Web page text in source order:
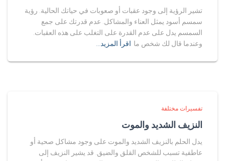
تشير الرؤية إلى وجود عقبات أو صعوبات في حياتك الحالية. رؤية
سمسم أسود يمثل العناء والمشاكل. عدم قدرتك على جمع
السمسم يدل على عدم القدرة على التغلب على هذه العقبات.
وعندما قال لك شخص ما اقرأ المزيد…
تفسيرات مختلفة
النزيف الشديد والموت
يدل الحلم بالنزيف الشديد والموت على وجود مشاكل صحية أو
عاطفية تسبب للشخص القلق والضيق. قد يشير النزيف إلى